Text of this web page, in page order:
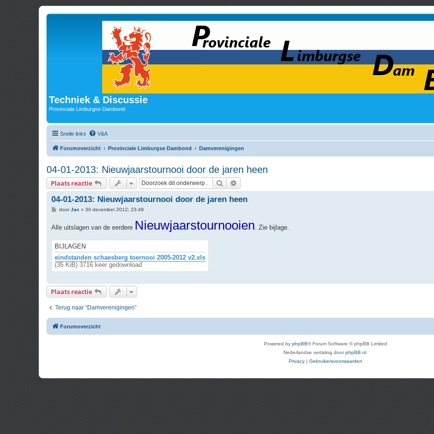
Techniek & Discussie
Provinciale Limburgse Dambond
Snelle links V&A
Forumoverzicht Provinciale Limburgse Dambond Damverenigingen
04-01-2013: Nieuwjaarstournooi door de jaren heen
Plaats reactie Zoek
04-01-2013: Nieuwjaarstournooi door de jaren heen
B
i
t
doorJac » 30 december 2012; 23:49
Alle uitslagen van de eerdere Nieuwjaarstournooien . Zie bijlage.
BIJLAGEN
eindstanden schaesberg toernooi 2005-2012 v2.xls
(35 KiB) 3716 keer gedownload
Plaats reactie
Terug naar “Damverenigingen”
Forumoverzicht
Powered by phpBB® Forum Software © phpBB Limited
Nederlandse vertaling doorphpBB.nl
Privacy | Gebruikersvoorwaarden